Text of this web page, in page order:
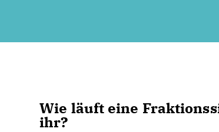
Wie läuft eine
ihr?